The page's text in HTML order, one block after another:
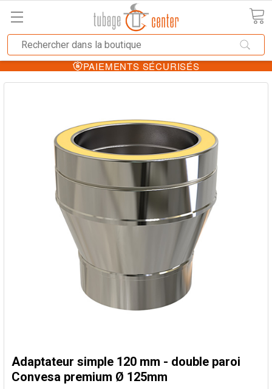
PAIEMENTS SÉCURISÉS
Adaptateur simple 120 mm - double paroi
Convesa premium Ø 125mm